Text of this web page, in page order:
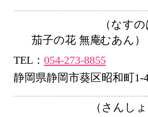
茄子の花 無庵
（なす
むあん）
TEL： 054-273-8855
静岡県静岡市葵区昭和町1-
（さんし